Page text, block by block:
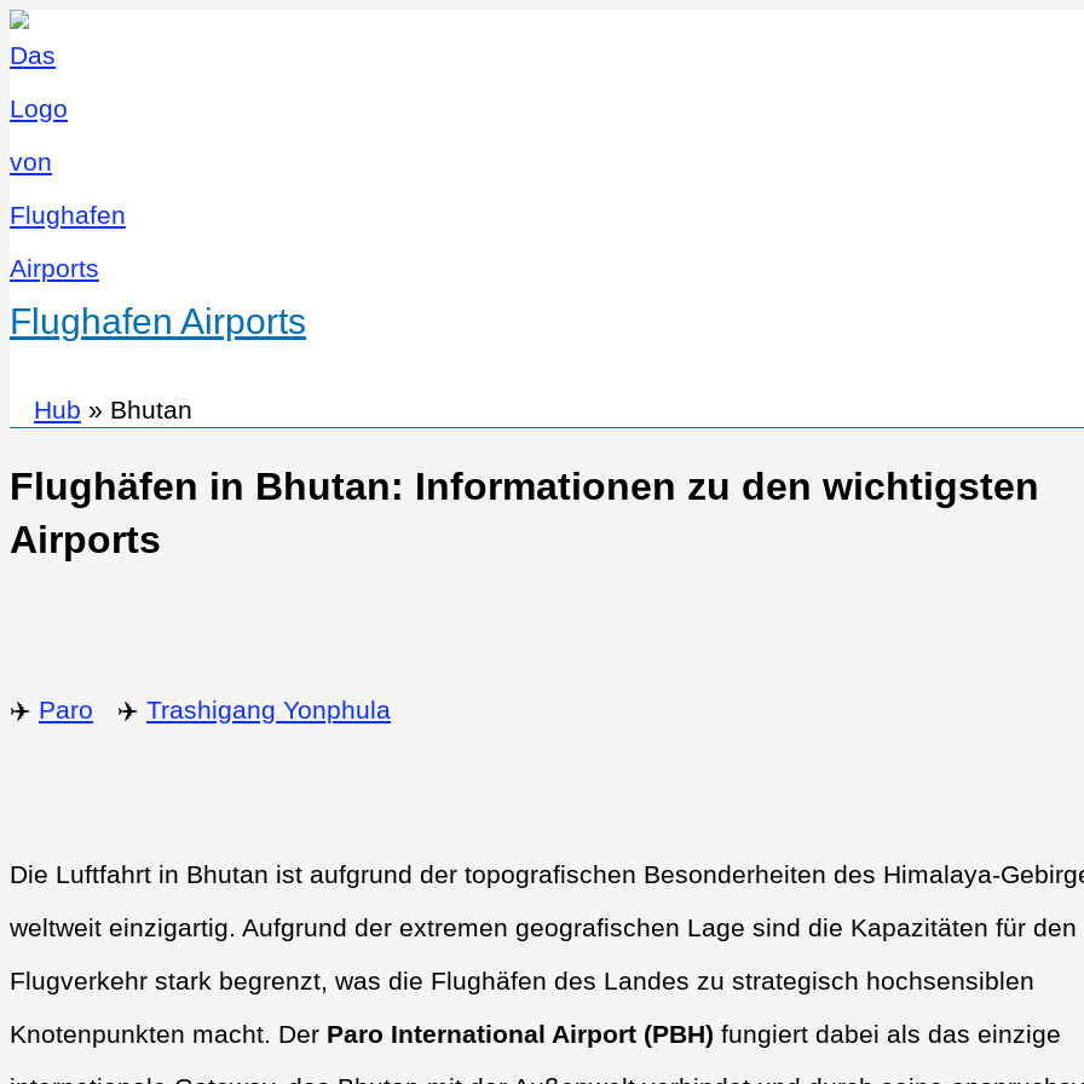
Flughafen Airports
Hub » Bhutan
Flughäfen in Bhutan: Informationen zu den wichtigsten
Airports
✈️ Paro ✈️ Trashigang Yonphula
Die Luftfahrt in Bhutan ist aufgrund der topografischen Besonderheiten des Himalaya-
weltweit einzigartig. Aufgrund der extremen geografischen Lage sind die Kapazitäten für den
Flugverkehr stark begrenzt, was die Flughäfen des Landes zu strategisch hochsensiblen
Knotenpunkten macht. Der Paro International Airport (PBH) fungiert dabei als das einzige